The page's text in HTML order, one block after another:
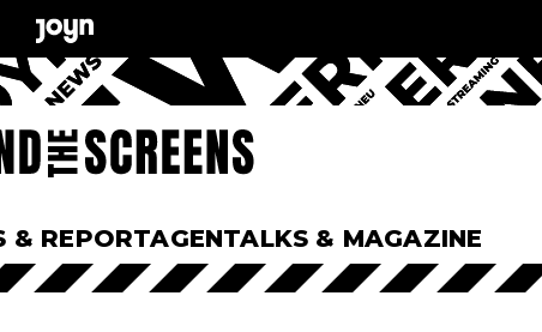
& REPORTAGENTALKS & MAGAZINE